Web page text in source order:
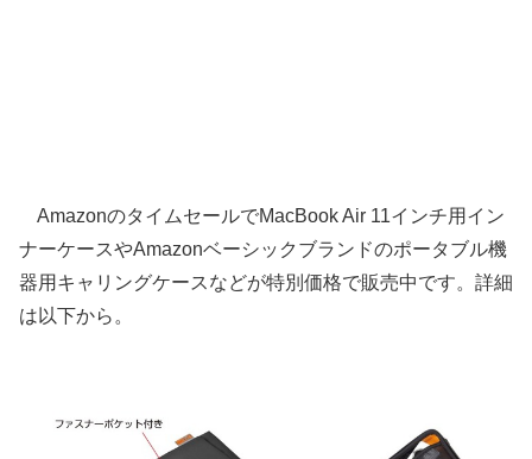
AmazonのタイムセールでMacBook Air 11インチ用イン
ナーケースやAmazonベーシックブランドのポータブル機
器用キャリングケースなどが特別価格で販売中です。詳細
は以下から。